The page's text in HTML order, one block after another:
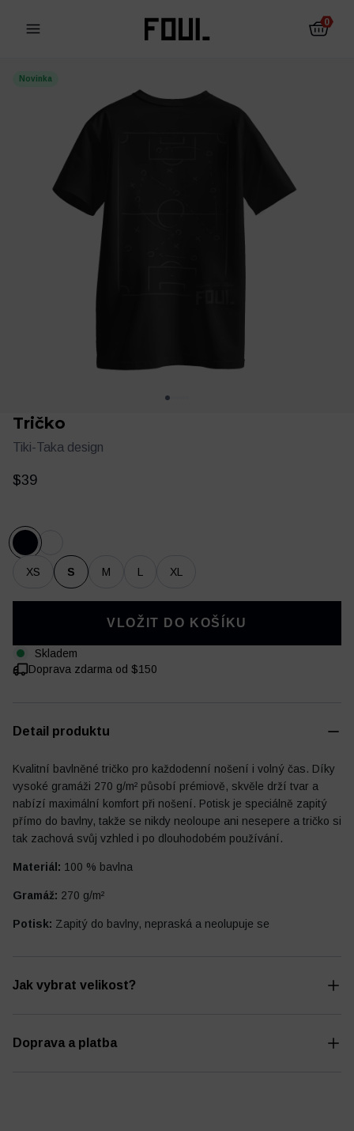
0
Oblečení
Fotbalový deník Ostatní
Novinka
Tričko
Tiki-Taka design
$39
XS S M L XL
VLOŽIT DO KOŠÍKU
Skladem
Doprava zdarma od $150
Detail produktu
Kvalitní bavlněné tričko pro každodenní nošení i volný čas. Díky
vysoké gramáži 270 g/m² působí prémiově, skvěle drží tvar a
nabízí maximální komfort při nošení. Potisk je speciálně zapitý
přímo do bavlny, takže se nikdy neoloupe ani nesepere a tričko si
tak zachová svůj vzhled i po dlouhodobém používání.
Materiál: 100 % bavlna
Gramáž: 270 g/m²
Potisk: Zapitý do bavlny, nepraská a neolupuje se
Jak vybrat velikost?
Doprava a platba